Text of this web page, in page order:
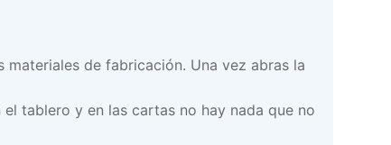
materiales de fabricación. Una vez abras la
tablero y en las cartas no hay nada que no